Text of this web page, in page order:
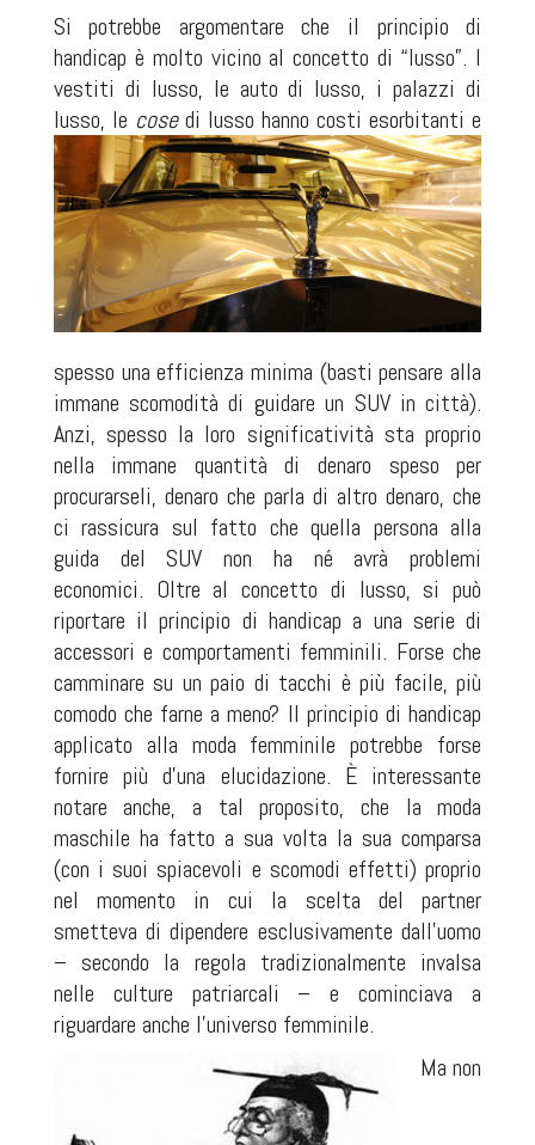
Si potrebbe argomentare che il principio di
handicap è molto vicino al concetto di “lusso”. I
vestiti di lusso, le auto di lusso, i palazzi di
lusso, le cosedi lusso hanno costi esorbitanti e
spesso una efficienza minima (basti pensare alla
immane scomodità di guidare un SUV in città).
Anzi, spesso la loro significatività sta proprio
nella immane quantità di denaro speso per
procurarseli, denaro che parla di altro denaro, che
ci rassicura sul fatto che quella persona alla
guida del SUV non ha né avrà problemi
economici. Oltre al concetto di lusso, si può
riportare il principio di handicap a una serie di
accessori e comportamenti femminili. Forse che
camminare su un paio di tacchi è più facile, più
comodo che farne a meno? Il principio di handicap
applicato alla moda femminile potrebbe forse
fornire più d'una elucidazione. È interessante
notare anche, a tal proposito, che la moda
maschile ha fatto a sua volta la sua comparsa
(con i suoi spiacevoli e scomodi effetti) proprio
nel momento in cui la scelta del partner
smetteva di dipendere esclusivamente dall'uomo
– secondo la regola tradizionalmente invalsa
nelle culture patriarcali – e cominciava a
riguardare anche l'universo femminile.
Ma non